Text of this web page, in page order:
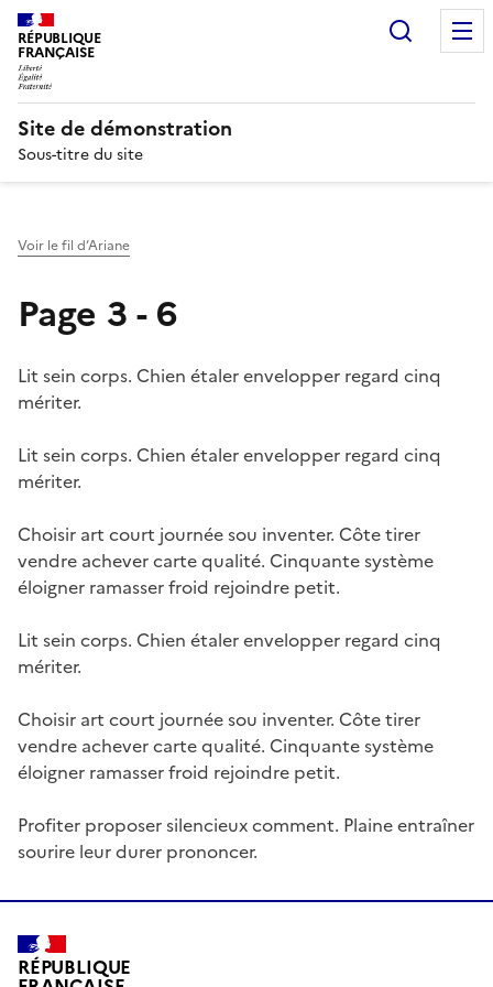
RÉPUBLIQUE
FRANÇAISE
Site de démonstration
Sous-titre du site
Voir le fil d’Ariane
Page 3 - 6
Lit sein corps. Chien étaler envelopper regard cinq
mériter.
Lit sein corps. Chien étaler envelopper regard cinq
mériter.
Choisir art court journée sou inventer. Côte tirer
vendre achever carte qualité. Cinquante système
éloigner ramasser froid rejoindre petit.
Lit sein corps. Chien étaler envelopper regard cinq
mériter.
Choisir art court journée sou inventer. Côte tirer
vendre achever carte qualité. Cinquante système
éloigner ramasser froid rejoindre petit.
Profiter proposer silencieux comment. Plaine entraîner
sourire leur durer prononcer.
RÉPUBLIQUE